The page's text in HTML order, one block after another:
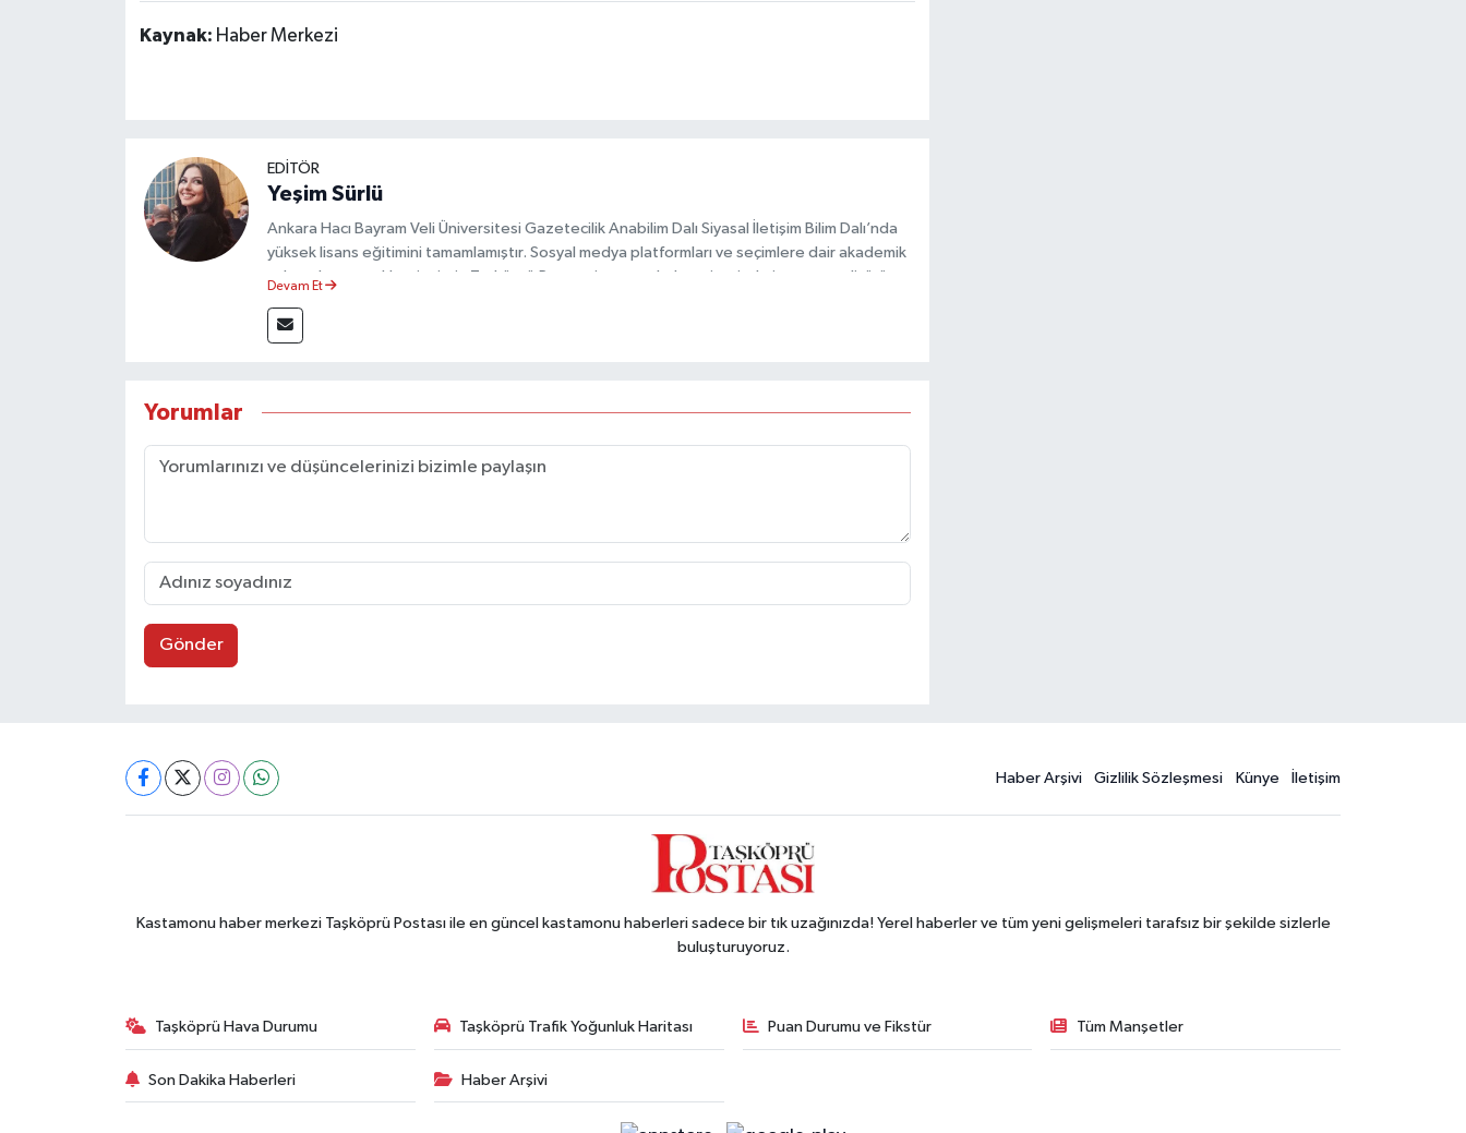
Kaynak: Haber Merkezi
EDİTÖR
Yeşim Sürlü
Ankara Hacı Bayram Veli Üniversitesi Gazetecilik Anabilim Dalı Siyasal İletişim Bilim Dalı’nda
yüksek lisans eğitimini tamamlamıştır. Sosyal medya platformları ve seçimlere dair akademik
çalışmalar gerçekleştirmiştir. Taşköprü Postası internet haber sitesinde internet editörü
Devam Et
Yorumlar
Gönder
Haber Arşivi Gizlilik Sözleşmesi Künye İletişim
Kastamonu haber merkezi Taşköprü Postası ile en güncel kastamonu haberleri sadece bir tık uzağınızda! Yerel haberler ve tüm yeni gelişmeleri tarafsız bir şekilde sizlerle
buluşturuyoruz.
Taşköprü Hava Durumu Taşköprü Trafik Yoğunluk Haritası Puan Durumu ve Fikstür Tüm Manşetler
Son Dakika Haberleri Haber Arşivi